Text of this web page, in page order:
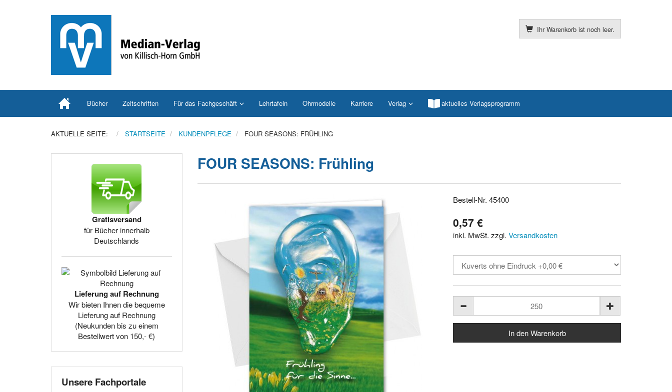
Ihr Warenkorb ist noch leer.
Bücher Zeitschriften Für das Fachgeschäft Lehrtafeln Ohrmodelle Karriere Verlag aktuelles Verlagsprogramm
AKTUELLE SEITE: STARTSEITE KUNDENPFLEGE FOUR SEASONS: FRÜHLING
FOUR SEASONS: Frühling
Bestell-Nr. 45400
0,57 €
inkl. MwSt. zzgl.Versandkosten
Gratisversand
für Bücher innerhalb
Deutschlands
Lieferung auf Rechnung
Wir bieten Ihnen die bequeme
Lieferung auf Rechnung
(Neukunden bis zu einem
Bestellwert von 150,- €)
Unsere Fachportale